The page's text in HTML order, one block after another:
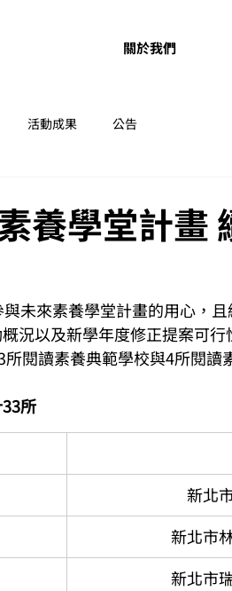
關於我們
活動成果 公告
養學堂計畫
況以及新學年度修正提案可
閱讀素養典範學校與4所閱讀
所
新北
新北市
新北市